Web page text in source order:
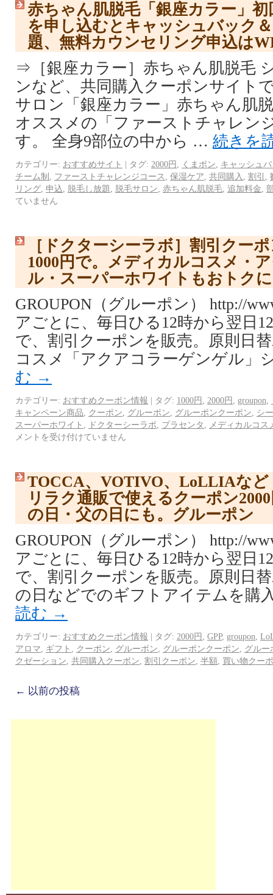
赤ちゃん肌脱毛「銀座カラー」初
を申し込むとキャッシュバック
題、無料カウンセリング申込は
⇒［銀座カラー］赤ちゃん肌脱毛
ンなど、共同購入クーポンサイト
サロン「銀座カラー」赤ちゃん肌
オススメの「ファーストチャレン
す。 全身9部位の中から … 続きを
カテゴリー: おすすめサイト | タグ: 2000円 くまポン
キャッシュ
チーム制
ファーストチャレンジコース 保湿ケア 共同購入 割引
リング 申込 脱毛し放題 脱毛サロン 赤ちゃん肌脱毛 追加料金
ていません
［ドクターシーラボ］割引クー
1000円で。メディカルコスメ・
ル・スーパーホワイトもおトク
GROUPON（グルーポン） http://
アごとに、毎日ひる12時から翌日
で、割引クーポンを販売。原則日
コスメ「アクアコラーゲンゲル
む →
カテゴリー: おすすめクーポン情報 | タグ: 1000円 2000円 groupon
キャンペーン商品
クーポン グルーポン グルーポンクーポン
シ
スーパーホワイト
ドクターシーラボ プラセンタ
メディカルコス
メントを受け付けていません
TOCCA、VOTIVO、LoLLIAなど
リラク通販で使えるクーポン
の日・父の日にも。グルーポン
GROUPON（グルーポン） http://
アごとに、毎日ひる12時から翌日
で、割引クーポンを販売。原則日
の日などでのギフトアイテムを
読む →
カテゴリー: おすすめクーポン情報 | タグ: 2000円 GPP, groupon
アロマ
ギフト クーポン グルーポン グルーポンクーポン
グルー
クゼーション 共同購入クーポン 割引クーポン 半額 買い物クー
← 以前の投稿